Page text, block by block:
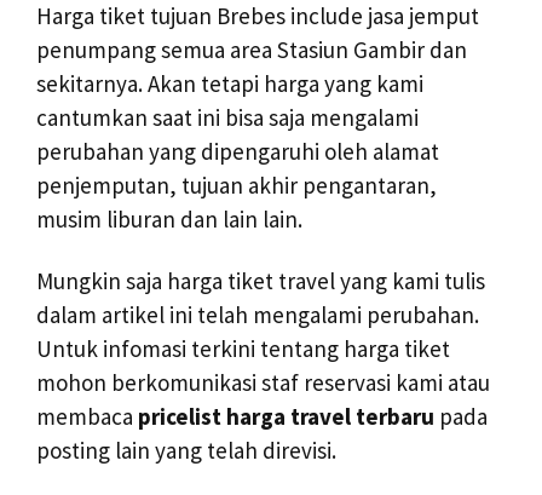
Harga tiket tujuan Brebes include jasa jemput
penumpang semua area Stasiun Gambir dan
sekitarnya. Akan tetapi harga yang kami
cantumkan saat ini bisa saja mengalami
perubahan yang dipengaruhi oleh alamat
penjemputan, tujuan akhir pengantaran,
musim liburan dan lain lain.
Mungkin saja harga tiket travel yang kami tulis
dalam artikel ini telah mengalami perubahan.
Untuk infomasi terkini tentang harga tiket
mohon berkomunikasi staf reservasi kami atau
membaca pricelist harga travel terbaru pada
posting lain yang telah direvisi.